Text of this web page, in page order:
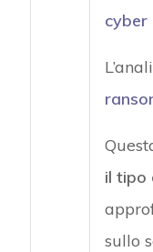
cyber
il tipo
sullo